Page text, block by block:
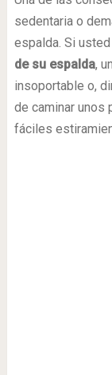
sedentaria o
espalda. Si
de su espalda,
insoportable o,
de caminar unos
fáciles